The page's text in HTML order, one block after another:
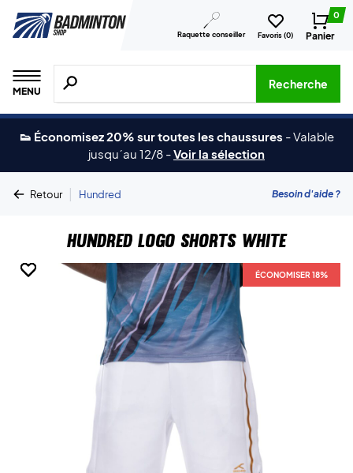
Raquette conseiller Favoris (0)
0
Panier
MENU
Recherche de produits, de marques, etc.
Recherche
👟 Économisez 20% sur toutes les chaussures -Valable
jusqu´au 12/8 -Voir la sélection
Retour | Hundred Besoin d'aide ?
Hundred Logo Shorts White
ÉCONOMISER 18%
ÉCONOMISER 18%
ÉCONOMISER 18%
ÉCONOMISER 18%